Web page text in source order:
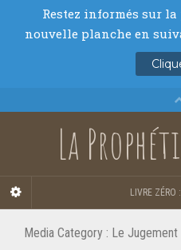
La
LIVRE ZÉRO
Media Category : Le Jugement